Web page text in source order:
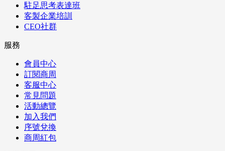
駐足思考表達班
客製企業培訓
CEO社群
服務
會員中心
訂閱商周
客服中心
常見問題
活動總覽
加入我們
序號兌換
商周紅包